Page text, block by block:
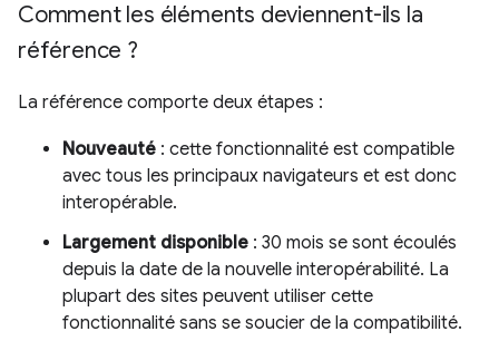
Comment les éléments deviennent-ils la
référence ?
La référence comporte deux étapes :
Nouveauté : cette fonctionnalité est compatible
avec tous les principaux navigateurs et est donc
interopérable.
Largement disponible : 30 mois se sont écoulés
depuis la date de la nouvelle interopérabilité. La
plupart des sites peuvent utiliser cette
fonctionnalité sans se soucier de la compatibilité.